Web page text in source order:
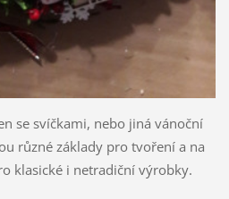
se svíčkami, nebo jiná vánoční
různé základy pro tvoření a na
klasické i netradiční výrobky.